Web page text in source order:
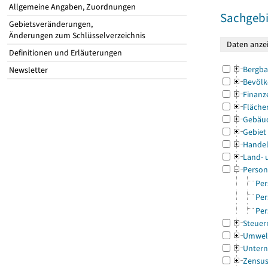
Allgemeine Angaben, Zuordnungen
Gebietsveränderungen,
Änderungen zum Schlüsselverzeichnis
Definitionen und Erläuterungen
Newsletter
Gebiet
Land-
Zensus